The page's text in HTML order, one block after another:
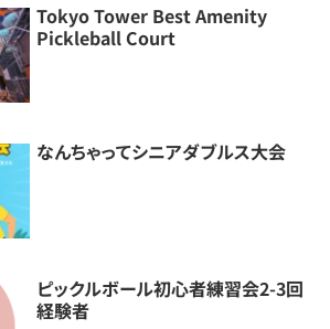
Tokyo Tower Best Amenity
Pickleball Court
なんちゃってシニアダブルス大会
ピックルボール初心者練習会2-3回
経験者